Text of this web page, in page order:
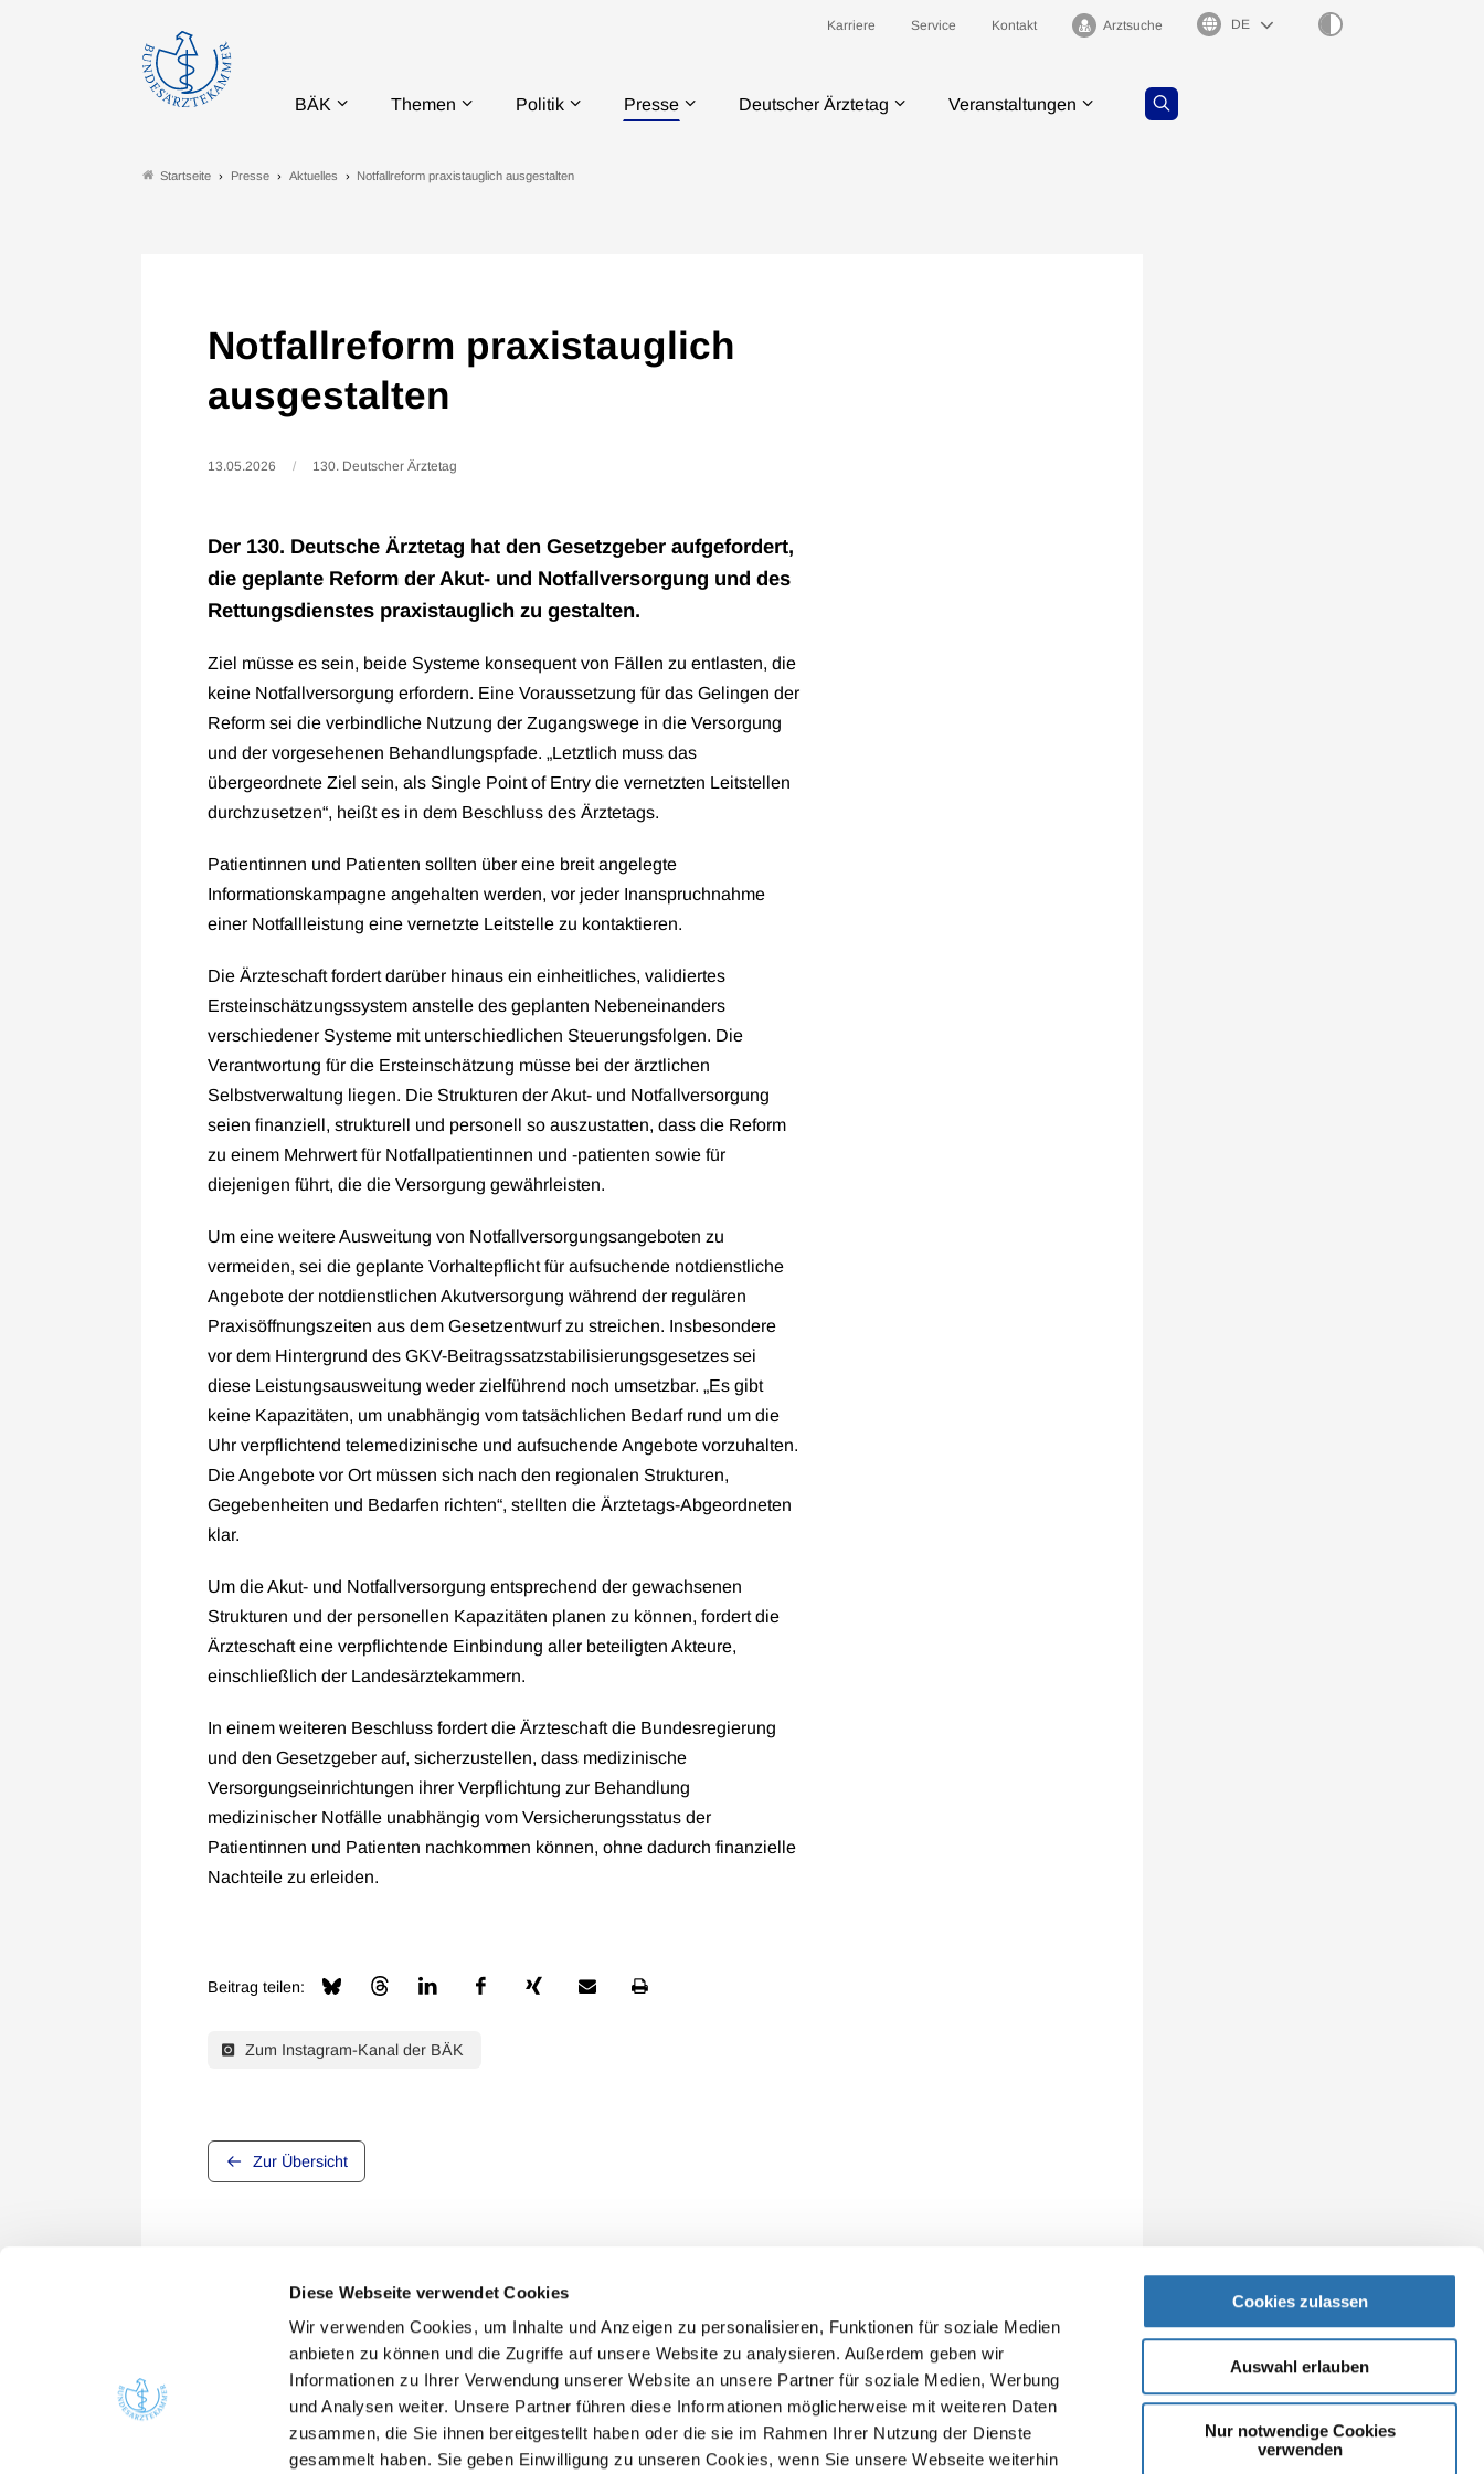
Diese Webseite verwendet Cookies
Wir verwenden Cookies, um Inhalte und Anzeigen zu personalisieren, Funktionen für soziale Medien
anbieten zu können und die Zugriffe auf unsere Website zu analysieren. Außerdem geben wir
Informationen zu Ihrer Verwendung unserer Website an unsere Partner für soziale Medien, Werbung
und Analysen weiter. Unsere Partner führen diese Informationen möglicherweise mit weiteren Daten
zusammen, die Sie ihnen bereitgestellt haben oder die sie im Rahmen Ihrer Nutzung der Dienste
gesammelt haben. Sie geben Einwilligung zu unseren Cookies, wenn Sie unsere Webseite weiterhin
Cookies zulassen
Auswahl erlauben
Nur notwendige Cookies
verwenden
Karriere Service Kontakt Arztsuche Sprachauswahl
BÄK Themen Politik Presse Deutscher Ärztetag Veranstaltungen
Startseite Presse Aktuelles Notfallreform praxistauglich ausgestalten
Notfallreform praxistauglich
ausgestalten
13.05.2026 130. Deutscher Ärztetag
Der 130. Deutsche Ärztetag hat den Gesetzgeber aufgefordert,
die geplante Reform der Akut- und Notfallversorgung und des
Rettungsdienstes praxistauglich zu gestalten.
Ziel müsse es sein, beide Systeme konsequent von Fällen zu entlasten, die
keine Notfallversorgung erfordern. Eine Voraussetzung für das Gelingen der
Reform sei die verbindliche Nutzung der Zugangswege in die Versorgung
und der vorgesehenen Behandlungspfade. „Letztlich muss das
übergeordnete Ziel sein, als Single Point of Entry die vernetzten Leitstellen
durchzusetzen“, heißt es in dem Beschluss des Ärztetags.
Patientinnen und Patienten sollten über eine breit angelegte
Informationskampagne angehalten werden, vor jeder Inanspruchnahme
einer Notfallleistung eine vernetzte Leitstelle zu kontaktieren.
Die Ärzteschaft fordert darüber hinaus ein einheitliches, validiertes
Ersteinschätzungssystem anstelle des geplanten Nebeneinanders
verschiedener Systeme mit unterschiedlichen Steuerungsfolgen. Die
Verantwortung für die Ersteinschätzung müsse bei der ärztlichen
Selbstverwaltung liegen. Die Strukturen der Akut- und Notfallversorgung
seien finanziell, strukturell und personell so auszustatten, dass die Reform
zu einem Mehrwert für Notfallpatientinnen und -patienten sowie für
diejenigen führt, die die Versorgung gewährleisten.
Um eine weitere Ausweitung von Notfallversorgungsangeboten zu
vermeiden, sei die geplante Vorhaltepflicht für aufsuchende notdienstliche
Angebote der notdienstlichen Akutversorgung während der regulären
Praxisöffnungszeiten aus dem Gesetzentwurf zu streichen. Insbesondere
vor dem Hintergrund des GKV-Beitragssatzstabilisierungsgesetzes sei
diese Leistungsausweitung weder zielführend noch umsetzbar. „Es gibt
keine Kapazitäten, um unabhängig vom tatsächlichen Bedarf rund um die
Uhr verpflichtend telemedizinische und aufsuchende Angebote vorzuhalten.
Die Angebote vor Ort müssen sich nach den regionalen Strukturen,
Gegebenheiten und Bedarfen richten“, stellten die Ärztetags-Abgeordneten
klar.
Um die Akut- und Notfallversorgung entsprechend der gewachsenen
Strukturen und der personellen Kapazitäten planen zu können, fordert die
Ärzteschaft eine verpflichtende Einbindung aller beteiligten Akteure,
einschließlich der Landesärztekammern.
In einem weiteren Beschluss fordert die Ärzteschaft die Bundesregierung
und den Gesetzgeber auf, sicherzustellen, dass medizinische
Versorgungseinrichtungen ihrer Verpflichtung zur Behandlung
medizinischer Notfälle unabhängig vom Versicherungsstatus der
Patientinnen und Patienten nachkommen können, ohne dadurch finanzielle
Nachteile zu erleiden.
Beitrag teilen:
Zum Instagram-Kanal der BÄK
Zur Übersicht
Quicklinks Kontakt
Bundesärztekammer
Arbeitsgemeinschaft der deutschen Ärztekammern